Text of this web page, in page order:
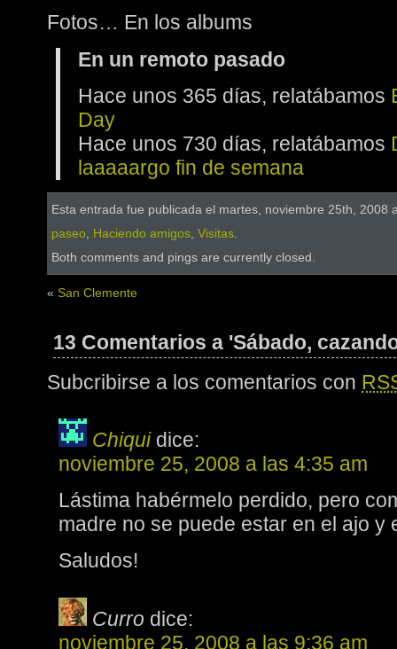
Fotos… En los albums
En un remoto pasado
Hace unos 365 días, relatábamos
Day
Hace unos 730 días, relatábamos
laaaaargo fin de semana
Esta entrada fue publicada el martes, noviembre 25th,
paseo, Haciendo amigos, Visitas.
Both comments and pings are currently closed.
« San Clemente
13 Comentarios a 'Sábado,
Subcribirse a los comentarios con
Chiqui dice:
noviembre 25, 2008 a las 4:35 am
Lástima habérmelo perdido, pero
madre no se puede estar en el ajo y
Saludos!
Curro dice:
noviembre 25, 2008 a las 9:36 am